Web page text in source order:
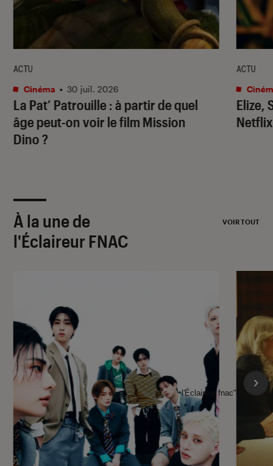
La Pat’ Patrouille: à partir de quel
âge peut-on voir le film Mission
Dino?
ACTU
Cinéma • 30 juil. 2026
Elize,
ACTU
À la une de
l'Éclaireur FNAC
VOIR TOUT
l'Éclaireur fnac">